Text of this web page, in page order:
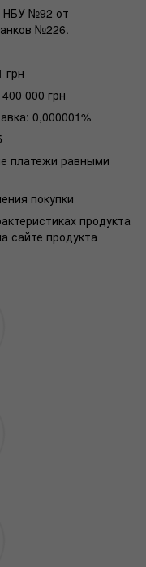
НБУ №92 от
№226.
грн
000 грн
0,000001%
платежи равными
покупки
продукта
сайте продукта